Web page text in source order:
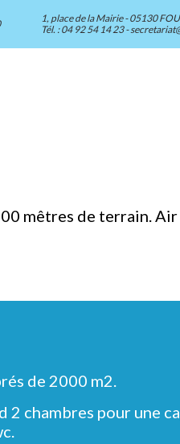
1, place de la Mairie - 05130
Tél. : 04 92 54 14 23 -
mêtres de terrain. Air
de 2000 m2.
chambres pour une